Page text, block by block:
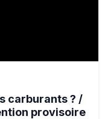
carburants ? /
provisoire